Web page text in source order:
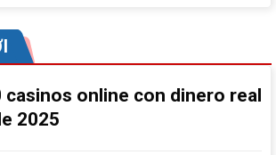
casinos online con dinero real
2025